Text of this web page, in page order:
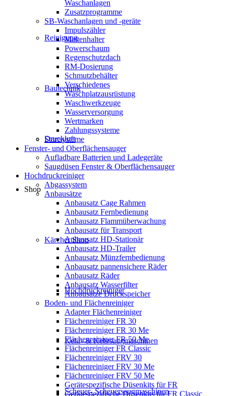
Reinigung
Bautechnik
Druckluft
Shop
Kärcher Shop
Hochdruckreiniger
Kehr- & Kehrsaugmaschinen
Scheuer- Scheuersaugmaschinen
Waschanlagen
Zusatzprogramme
SB-Waschanlagen und -geräte
Impulszähler
Mattenhalter
Powerschaum
Regenschutzdach
RM-Dosierung
Schmutzbehälter
Verschiedenes
Waschplatzausrüstung
Waschwerkzeuge
Wasserversorgung
Wertmarken
Zahlungssysteme
Startsysteme
Fenster- und Oberflächensauger
Aufladbare Batterien und Ladegeräte
Saugdüsen Fenster & Oberflächensauger
Hochdruckreiniger
Abgassystem
Anbausätze
Anbausatz Cage Rahmen
Anbausatz Fernbedienung
Anbausatz Flammüberwachung
Anbausatz für Transport
Anbausatz HD-Stationär
Anbausatz HD-Trailer
Anbausatz Münzfernbedienung
Anbausatz pannensichere Räder
Anbausatz Räder
Anbausatz Wasserfilter
Anbausätze Druckspeicher
Boden- und Flächenreiniger
Adapter Flächenreiniger
Flächenreiniger FR 30
Flächenreiniger FR 30 Me
Flächenreiniger FR 50 Me
Flächenreiniger FR Classic
Flächenreiniger FRV 30
Flächenreiniger FRV 30 Me
Flächenreiniger FRV 50 Me
Gerätespezifische Düsenkits für FR
Gerätespezifische Düsenkits für FR Classic